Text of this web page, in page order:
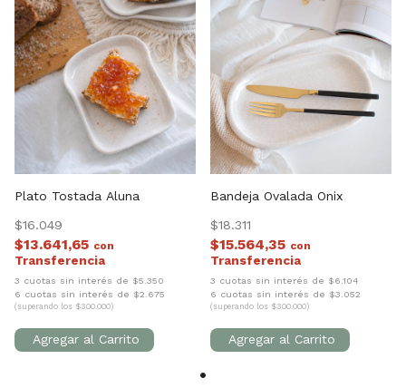
Plato Tostada Aluna
$16.049
$13.641,65 con
3 cuotas sin interés de $5.350
6 cuotas sin interés de $2.675
(superando los $300.000)
Bandeja Ovalada Onix
$18.311
$15.564,35 con
3 cuotas sin interés de $6.104
6 cuotas sin interés de $3.052
(superando los $300.000)